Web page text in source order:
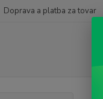
Doprava a platba za tovar